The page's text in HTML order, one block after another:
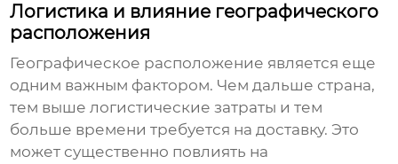
Логистика и влияние географического
расположения
Географическое расположение является еще
одним важным фактором. Чем дальше страна,
тем выше логистические затраты и тем
больше времени требуется на доставку. Это
может существенно повлиять на